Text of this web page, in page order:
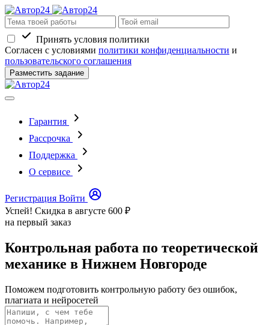
Принять условия политики
Согласен с условиями политики конфиденциальности и
пользовательского соглашения
Разместить задание
Гарантия
Рассрочка
Поддержка
О сервисе
Регистрация Войти
Успей! Скидка в августе 600 ₽
на первый заказ
Контрольная работа по теоретической
механике в Нижнем Новгороде
Поможем подготовить контрольную работу без ошибок,
плагиата и нейросетей